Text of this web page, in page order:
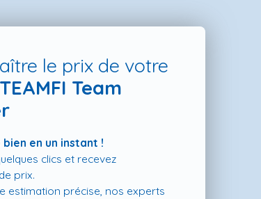
le prix de votre
Team
en un instant !
clics et recevez
prix.
estimation précise, nos experts